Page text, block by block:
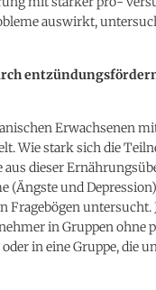
auswirkt,
Erwachsenen
Wie stark sich die
dieser
(Ängste und
untersucht.
in Gruppen ohne
in eine Gruppe, die